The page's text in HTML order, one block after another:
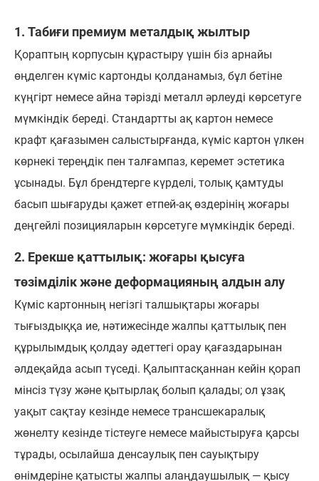
1. Табиғи премиум металдық жылтыр
Қораптың корпусын құрастыру үшін біз арнайы
өңделген күміс картонды қолданамыз, бұл бетіне
күңгірт немесе айна тәрізді металл әрлеуді көрсетуге
мүмкіндік береді. Стандартты ақ картон немесе
крафт қағазымен салыстырғанда, күміс картон үлкен
көрнекі тереңдік пен талғампаз, керемет эстетика
ұсынады. Бұл брендтерге күрделі, толық қамтуды
басып шығаруды қажет етпей-ақ өздерінің жоғары
деңгейлі позицияларын көрсетуге мүмкіндік береді.
2. Ерекше қаттылық: жоғары қысуға
төзімділік және деформацияның алдын алу
Күміс картонның негізгі талшықтары жоғары
тығыздыққа ие, нәтижесінде жалпы қаттылық пен
құрылымдық қолдау әдеттегі орау қағаздарынан
әлдеқайда асып түседі. Қалыптасқаннан кейін қорап
мінсіз түзу және қытырлақ болып қалады; ол ұзақ
уақыт сақтау кезінде немесе трансшекаралық
жөнелту кезінде тістеуге немесе майыстыруға қарсы
тұрады, осылайша денсаулық пен сауықтыру
өнімдеріне қатысты жалпы алаңдаушылық — қысу